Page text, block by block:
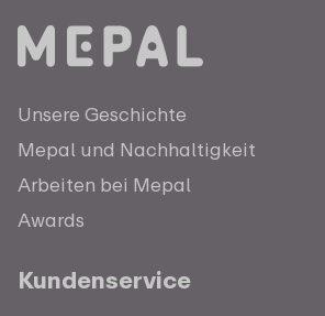
Unsere Geschichte
Mepal und Nachhaltigkeit
Arbeiten bei Mepal
Awards
Kundenservice